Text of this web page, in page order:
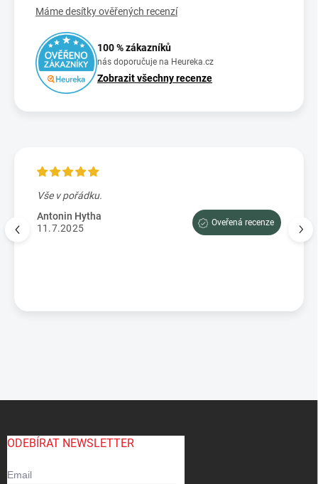
Máme desítky ověřených recenzí
100 % zákazníků
nás doporučuje na Heureka.cz
Zobrazit všechny recenze
Vše v pořádku.
Antonin Hytha
11.7.2025
Oveřená recenze
ODEBÍRAT NEWSLETTER
Email